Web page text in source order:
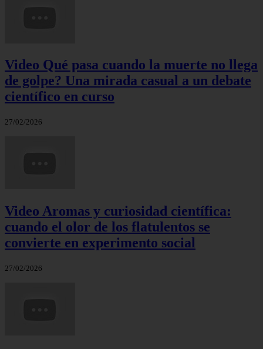
Video Qué pasa cuando la muerte no llega
de golpe? Una mirada casual a un debate
científico en curso
27/02/2026
Video Aromas y curiosidad científica:
cuando el olor de los flatulentos se
convierte en experimento social
27/02/2026